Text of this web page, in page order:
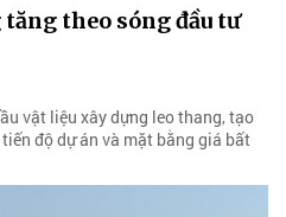
theo sóng đầu tư
vật liệu xây dựng leo thang, tạo
độ dự án và mặt bằng giá bất